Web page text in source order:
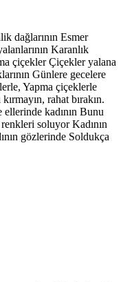
dağlarının Esmer
Karanlık
çiçekler Çiçekler yalana
Günlere gecelere
Yapma çiçeklerle
rahat bırakın.
kadının Bunu
soluyor Kadının
gözlerinde Soldukça